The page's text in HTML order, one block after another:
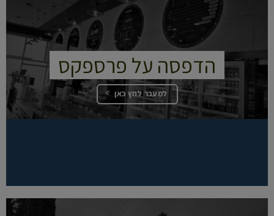
הדפסה על פרספקס
למעבר לחץ כאן